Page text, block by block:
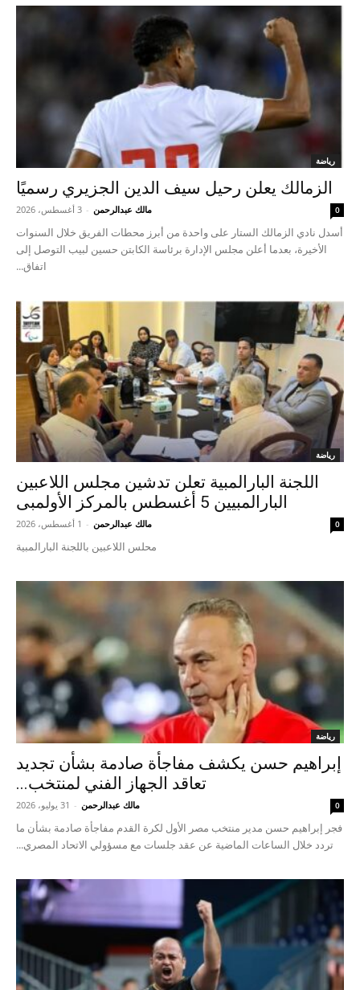
رياضة
الزمالك يعلن رحيل سيف الدين الجزيري رسميًا
مالك عبدالرحمن - 3 أغسطس، 2026 0
أسدل نادي الزمالك الستار على واحدة من أبرز محطات الفريق خلال السنوات
الأخيرة، بعدما أعلن مجلس الإدارة برئاسة الكابتن حسين لبيب التوصل إلى
اتفاق...
رياضة
اللجنة البارالمبية تعلن تدشين مجلس اللاعبين
البارالمبيين 5 أغسطس بالمركز الأولمبى
مالك عبدالرحمن - 1 أغسطس، 2026 0
محلس اللاعبين باللجنة البارالمبية
رياضة
إبراهيم حسن يكشف مفاجأة صادمة بشأن تجديد
تعاقد الجهاز الفني لمنتخب...
مالك عبدالرحمن - 31 يوليو، 2026 0
فجر إبراهيم حسن مدير منتخب مصر الأول لكرة القدم مفاجأة صادمة بشأن ما
تردد خلال الساعات الماضية عن عقد جلسات مع مسؤولي الاتحاد المصري...